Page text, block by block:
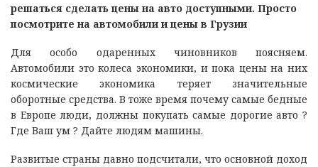
решаться сделать цены на авто доступными. Просто
посмотрите на автомобили и цены в Грузии
Для особо одаренных чиновников поясняем.
Автомобили это колеса экономики, и пока цены на них
космические экономика теряет значительные
оборотные средства. В тоже время почему самые бедные
в Европе люди, должны покупать самые дорогие авто ?
Где Ваш ум ? Дайте людям машины.
Развитые страны давно подсчитали, что основной доход